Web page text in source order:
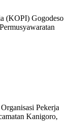
(KOPI) Gogodeso
Pekerja
Kanigoro,